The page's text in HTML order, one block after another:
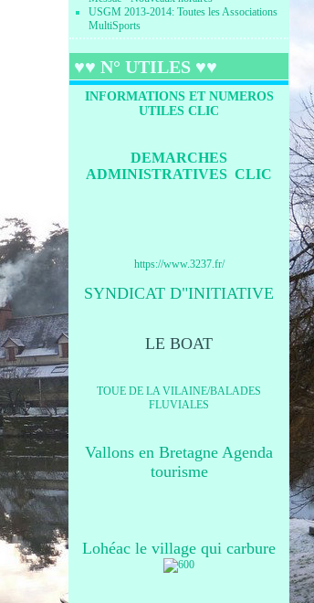
USGM 2013-2014: Toutes les Associations
MultiSports
♥♥ N° UTILES ♥♥
INFORMATIONS ET NUMEROS
UTILES CLIC
DEMARCHES
ADMINISTRATIVES CLIC
https://www.3237.fr/
SYNDICAT D"INITIATIVE
LE BOAT
TOUE DE LA VILAINE/BALADES
FLUVIALES
Vallons en Bretagne Agenda
tourisme
Lohéac le village qui carbure